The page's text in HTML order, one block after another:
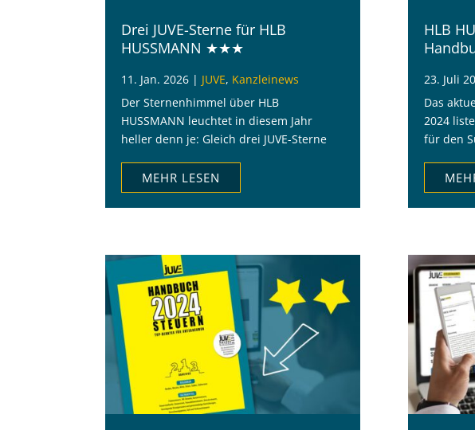
Drei JUVE-Sterne für HLB
HUSSMANN ★★★
11. Jan. 2026 | JUVE, Kanzleinews
Der Sternenhimmel über HLB
HUSSMANN leuchtet in diesem Jahr
heller denn je: Gleich drei JUVE-Sterne
markieren einen bedeutenden
Meilenstein in unserer Entwicklung.
MEHR LESEN
HLB
23. Juli
Das
2024
für den